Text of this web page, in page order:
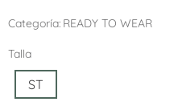
Categoría READY TO WEAR
Talla
ST